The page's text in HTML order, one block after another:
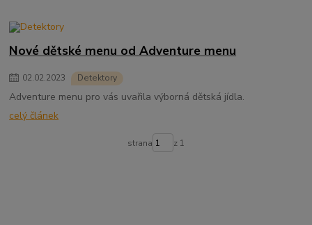
Nové dětské menu od Adventure menu
02.02.2023 Detektory
Adventure menu pro vás uvařila výborná dětská jídla.
celý článek
strana z 1